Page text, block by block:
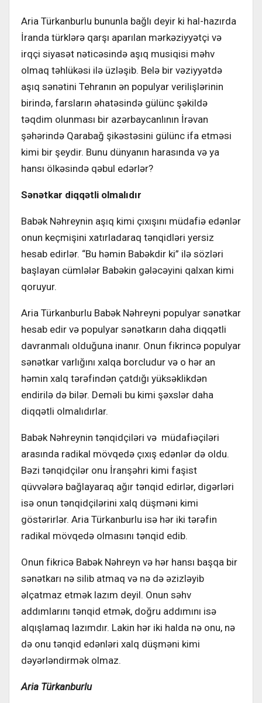
Aria Türkanburlu bununla bağlı deyir ki hal-hazırda
İranda türklərə qarşı aparılan mərkəziyyətçi və
irqçi siyasət nəticəsində aşıq musiqisi məhv
olmaq təhlükəsi ilə üzləşib. Belə bir vəziyyətdə
aşıq sənətini Tehranın ən populyar verilişlərinin
birində, farsların əhatəsində gülünc şəkildə
təqdim olunması bir azərbaycanlının İrəvan
şəhərində Qarabağ şikəstəsini gülünc ifa etməsi
kimi bir şeydir. Bunu dünyanın harasında və ya
hansı ölkəsində qəbul edərlər?
Sənətkar diqqətli olmalıdır
Babək Nəhreynin aşıq kimi çıxışını müdafiə edənlər
onun keçmişini xatırladaraq tənqidləri yersiz
hesab edirlər. “Bu həmin Babəkdir ki” ilə sözləri
başlayan cümlələr Babəkin gələcəyini qalxan kimi
qoruyur.
Aria Türkanburlu Babək Nəhreyni populyar sənətkar
hesab edir və populyar sənətkarın daha diqqətli
davranmalı olduğuna inanır. Onun fikrincə populyar
sənətkar varlığını xalqa borcludur və o hər an
həmin xalq tərəfindən çatdığı yüksəklikdən
endirilə də bilər. Deməli bu kimi şəxslər daha
diqqətli olmalıdırlar.
Babək Nəhreynin tənqidçiləri və müdafiəçiləri
arasında radikal mövqedə çıxış edənlər də oldu.
Bəzi tənqidçilər onu İranşəhri kimi faşist
qüvvələrə bağlayaraq ağır tənqid edirlər, digərləri
isə onun tənqidçilərini xalq düşməni kimi
göstərirlər. Aria Türkanburlu isə hər iki tərəfin
radikal mövqedə olmasını tənqid edib.
Onun fikricə Babək Nəhreyn və hər hansı başqa bir
sənətkarı nə silib atmaq və nə də əzizləyib
əlçatmaz etmək lazım deyil. Onun səhv
addımlarını tənqid etmək, doğru addımını isə
alqışlamaq lazımdır. Lakin hər iki halda nə onu, nə
də onu tənqid edənləri xalq düşməni kimi
dəyərləndirmək olmaz.
Aria Türkanburlu